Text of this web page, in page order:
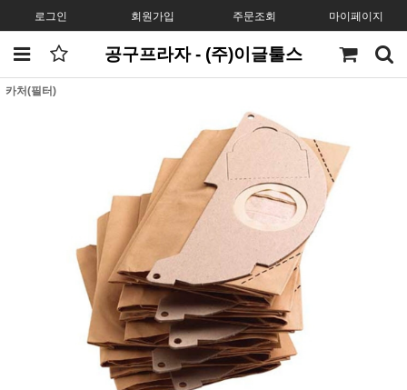
로그인 회원가입 주문조회 마이페이지
공구프라자 - (주)이글툴스
카처(필터)